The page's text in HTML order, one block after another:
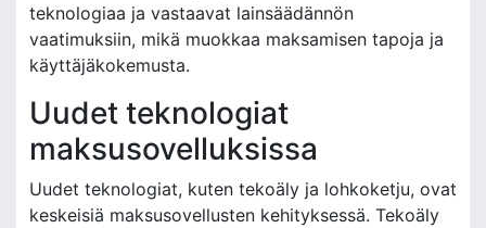
teknologiaa ja vastaavat lainsäädännön
vaatimuksiin, mikä muokkaa maksamisen tapoja ja
käyttäjäkokemusta.
Uudet teknologiat
maksusovelluksissa
Uudet teknologiat, kuten tekoäly ja lohkoketju, ovat
keskeisiä maksusovellusten kehityksessä. Tekoäly